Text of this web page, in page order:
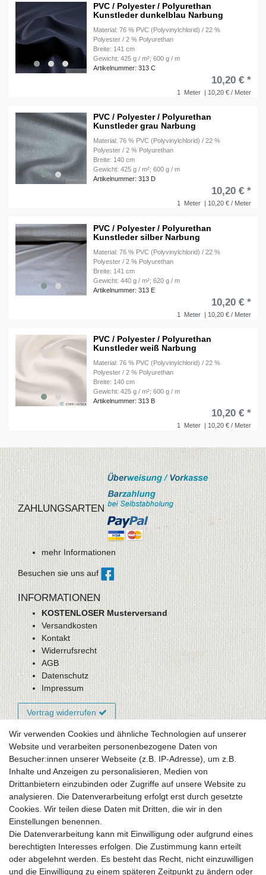
PVC / Polyester / Polyurethan
Kunstleder dunkelblau Narbung
Material: 76 % PVC (Polyvinylchlorid) / 22 %
Polyester / 2 % Polyurethan
Breite: 141 cm
Gewicht: 425 g / m²; 600 g / m
Artikelnummer: 313 C
1 Meter | 10,20 € / Meter
10,20 € *
PVC / Polyester / Polyurethan
Kunstleder grau Narbung
Material: 76 % PVC (Polyvinylchlorid) / 22 %
Polyester / 2 % Polyurethan
Breite: 140 cm
Gewicht: 425 g / m²; 600 g / m
Artikelnummer: 313 D
1 Meter | 10,20 € / Meter
10,20 € *
PVC / Polyester / Polyurethan
Kunstleder silber Narbung
Material: 76 % PVC (Polyvinylchlorid) / 22 %
Polyester / 2 % Polyurethan
Breite: 141 cm
Gewicht: 440 g / m²; 620 g / m
Artikelnummer: 313 E
1 Meter | 10,20 € / Meter
10,20 € *
PVC / Polyester / Polyurethan
Kunstleder weiß Narbung
Material: 76 % PVC (Polyvinylchlorid) / 22 %
Polyester / 2 % Polyurethan
Breite: 140 cm
Gewicht: 425 g / m²; 600 g / m
Artikelnummer: 313 B
1 Meter | 10,20 € / Meter
10,20 € *
ZAHLUNGSARTEN
mehr Informationen
Besuchen sie uns auf
INFORMATIONEN
KOSTENLOSER Musterversand
Versandkosten
Kontakt
Widerrufsrecht
AGB
Datenschutz
Impressum
Vertrag widerrufen
Newsletter-Anmeldung
FAQ / Fragen
Mein Warenkorb
Mein Merkzettel
Mein Konto
UNSER LADENGESCHÄFT
Gottlieb-Daimler-Str. 10
33334 Gütersloh
Wir verwenden Cookies und ähnliche Technologien auf unserer
Website und verarbeiten personenbezogene Daten von
Besucher:innen unserer Webseite (z.B. IP-Adresse), um z.B.
Inhalte und Anzeigen zu personalisieren, Medien von
Drittanbietern einzubinden oder Zugriffe auf unsere Website zu
analysieren. Die Datenverarbeitung erfolgt erst durch gesetzte
Cookies. Wir teilen diese Daten mit Dritten, die wir in den
Einstellungen benennen.
Die Datenverarbeitung kann mit Einwilligung oder aufgrund eines
berechtigten Interesses erfolgen. Die Zustimmung kann erteilt
oder abgelehnt werden. Es besteht das Recht, nicht einzuwilligen
und die Einwilligung zu einem späteren Zeitpunkt zu ändern oder